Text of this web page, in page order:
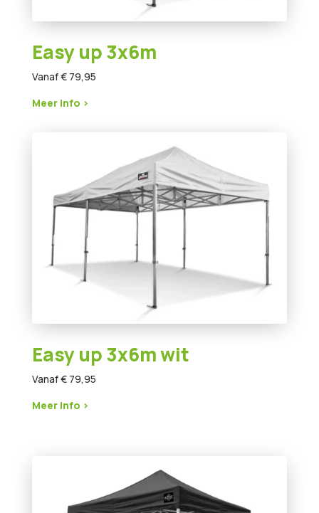
Easy up 3x6m
Vanaf € 79,95
Meer info >
Easy up 3x6m wit
Vanaf € 79,95
Meer info >